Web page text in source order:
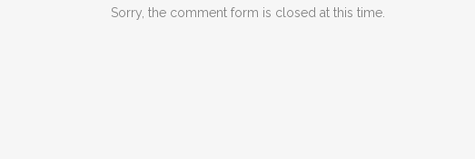
Sorry, the comment form is closed at this time.